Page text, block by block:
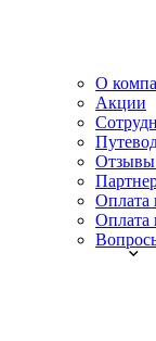
О
Акции
Отзывы
Оплата
Оплата